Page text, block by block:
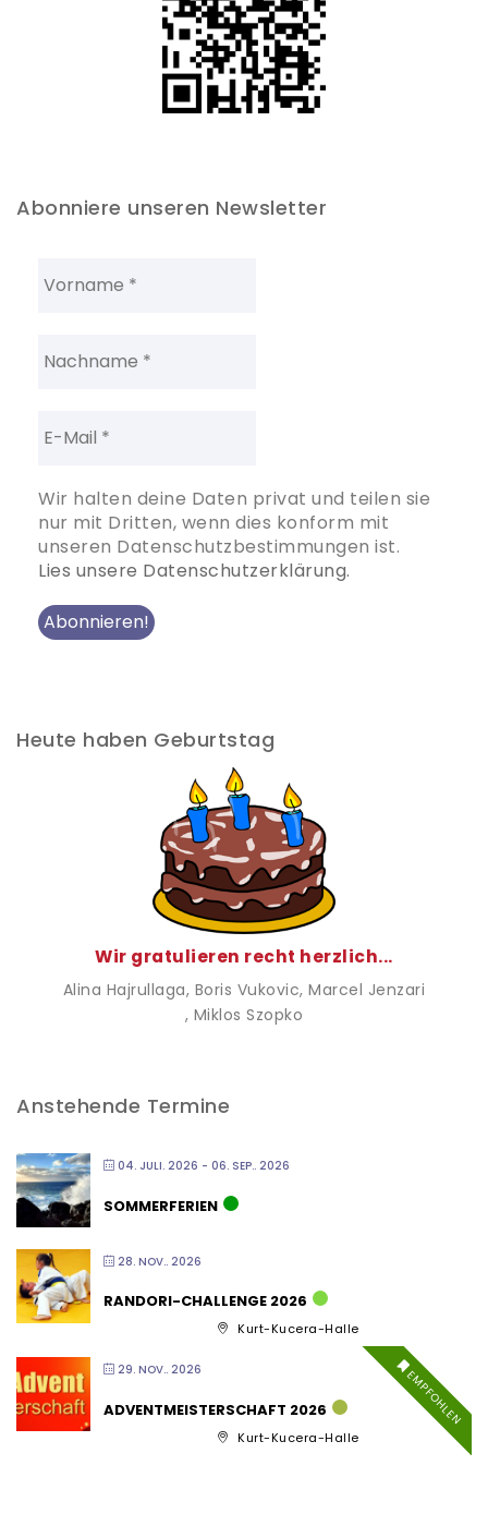
Abonniere unseren Newsletter
Wir halten deine Daten privat und teilen sie
nur mit Dritten, wenn dies konform mit
unseren Datenschutzbestimmungen ist.
Lies unsere Datenschutzerklärung.
Heute haben Geburtstag
Wir gratulieren recht herzlich...
Alina Hajrullaga, Boris Vukovic, Marcel Jenzari
, Miklos Szopko
Anstehende Termine
04. JULI. 2026 - 06. SEP.. 2026
SOMMERFERIEN
28. NOV.. 2026
RANDORI-CHALLENGE 2026
Kurt-Kucera-Halle
29. NOV.. 2026 EMPFOHLEN
ADVENTMEISTERSCHAFT 2026
Kurt-Kucera-Halle